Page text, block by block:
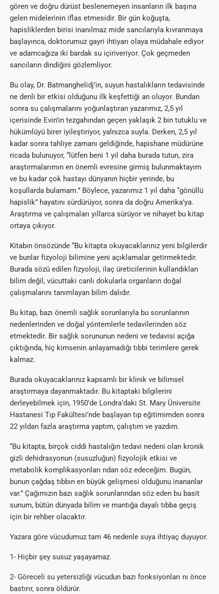
gören ve doğru dürüst beslenemeyen insanların ilk başına
gelen midelerinin iflas etmesidir. Bir gün koğuşta,
hapisliklerden birisi inanılmaz mide sancılarıyla kıvranmaya
başlayınca, doktorumuz gayri ihtiyarı olaya müdahale ediyor
ve adamcağıza iki bardak su içiriveriyor. Çok geçmeden
sancıların dindiğini gözlemliyor.
Bu olay, Dr. Batmanghelidj’in, suyun hastalıkların tedavisinde
ne denli bir etkisi olduğunu ilk keşfettiği an oluyor. Bundan
sonra su çalışmalarını yoğunlaştıran yazarımız, 2,5 yıl
içerisinde Evin’in tezgahından geçen yaklaşık 2 bin tutuklu ve
hükümlüyü birer iyileştiriyor, yalnızca suyla. Derken, 2,5 yıl
kadar sonra tahliye zamanı geldiğinde, hapishane müdürüne
ricada bulunuyor, “lütfen beni 1 yıl daha burada tutun, zira
araştırmalarımın en önemli evresine girmiş bulunmaktayım
ve bu kadar çok hastayı dünyanın hiçbir yerinde, bu
koşullarda bulamam.” Böylece, yazarımız 1 yıl daha “gönüllü
hapislik” hayatını sürdürüyor, sonra da doğru Amerika’ya.
Araştırma ve çalışmaları yıllarca sürüyor ve nihayet bu kitap
ortaya çıkıyor.
Kitabın önsözünde “Bu kitapta okuyacaklarınız yeni bilgilerdir
ve bunlar fizyoloji bilimine yeni açıklamalar getirmektedir.
Burada sözü edilen fizyoloji, ilaç üreticilerinin kullandıkları
bilim değil, vücuttaki canlı dokularla organların doğal
çalışmalarını tanımlayan bilim dalıdır.
Bu kitap, bazı önemli sağlık sorunlarıyla bu sorunlarının
nedenlerinden ve doğal yöntemlerle tedavilerinden söz
etmektedir. Bir sağlık sorununun nedeni ve tedavisi açığa
çıktığında, hiç kimsenin anlayamadığı tıbbi terimlere gerek
kalmaz.
Burada okuyacaklarınız kapsamlı bir klinik ve bilimsel
araştırmaya dayanmaktadır. Bu kitaptaki bilgilerini
derleyebilmek için, 1950’de Londra’daki St. Mary Üniversite
Hastanesi Tıp Fakültesi’nde başlayan tıp eğitimimden sonra
22 yıldan fazla araştırma yaptım, çalıştım ve yazdım.
“Bu kitapta, birçok ciddi hastalığın tedavi nedeni olan kronik
gizli dehidrasyonun (susuzluğun) fizyolojik etkisi ve
metabolik komplikasyonları ndan söz edeceğim. Bugün,
bunun çağdaş tıbbın en büyük gelişmesi olduğunu inananlar
var.” Çağımızın bazı sağlık sorunlarından söz eden bu basit
sunum, bütün dünyada bilim ve mantığa dayalı tıbba geçiş
için bir rehber olacaktır.
Yazara göre vücudumuz tam 46 nedenle suya ihtiyaç duyuyor.
1- Hiçbir şey susuz yaşayamaz.
2- Göreceli su yetersizliği vücudun bazı fonksiyonları nı önce
bastırır, sonra öldürür.